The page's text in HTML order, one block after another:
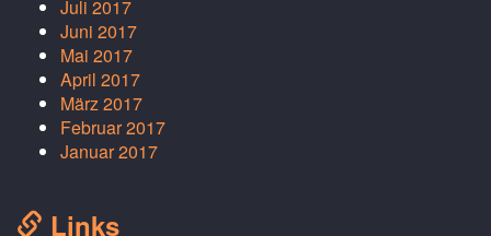
Juli 2017
Juni 2017
Mai 2017
April 2017
März 2017
Februar 2017
Januar 2017
Links